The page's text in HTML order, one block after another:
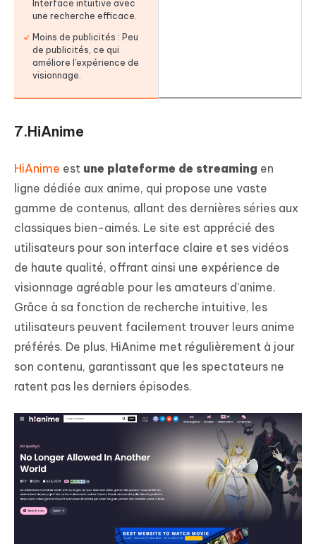
Interface intuitive avec
une recherche efficace.
Moins de publicités : Peu
de publicités, ce qui
améliore l'expérience de
visionnage.
7.HiAnime
HiAnime est une plateforme de streaming en
ligne dédiée aux anime, qui propose une vaste
gamme de contenus, allant des dernières séries aux
classiques bien-aimés. Le site est apprécié des
utilisateurs pour son interface claire et ses vidéos
de haute qualité, offrant ainsi une expérience de
visionnage agréable pour les amateurs d'anime.
Grâce à sa fonction de recherche intuitive, les
utilisateurs peuvent facilement trouver leurs anime
préférés. De plus, HiAnime met régulièrement à jour
son contenu, garantissant que les spectateurs ne
ratent pas les derniers épisodes.